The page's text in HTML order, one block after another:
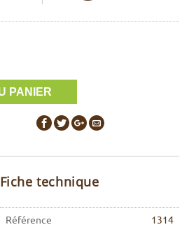
Fiche technique
Référence 1314